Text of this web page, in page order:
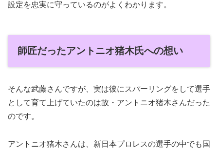
設定を忠実に守っているのがよくわかります。
師匠だったアントニオ猪木氏への想い
そんな武藤さんですが、実は彼にスパーリングをして選手
として育て上げていたのは故・アントニオ猪木さんだった
のです。
アントニオ猪木さんは、新日本プロレスの選手の中でも国